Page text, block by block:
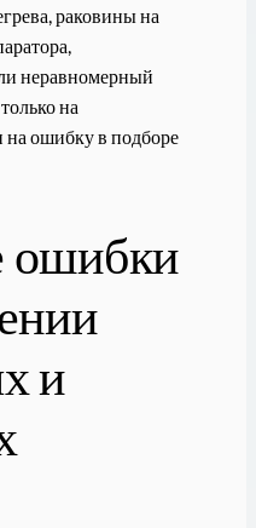
раковины на
неравномерный
на
на ошибку в подборе
ошибки
и